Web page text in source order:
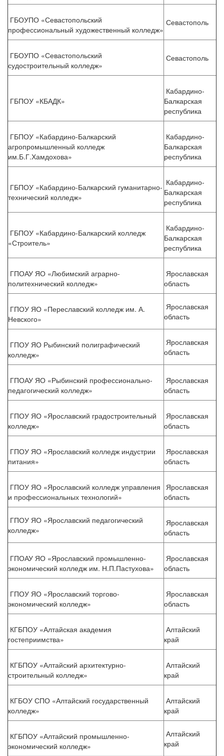
ГБОУПО «Севастопольский
профессиональный художественный колледж»
Севастополь
ГБОУПО «Севастопольский
судостроительный колледж»
Севастополь
ГБПОУ «КБАДК»
Кабардино-
Балкарская
республика
ГБПОУ «Кабардино-Балкарский
агропромышленный колледж
им.Б.Г.Хамдохова»
Кабардино-
Балкарская
республика
ГБПОУ «Кабардино-Балкарский гуманитарно-
технический колледж»
Кабардино-
Балкарская
республика
ГБПОУ «Кабардино-Балкарский колледж
«Строитель»
Кабардино-
Балкарская
республика
ГПОАУ ЯО «Любимский аграрно-
политехнический колледж»
Ярославская
область
ГПОУ ЯО «Переславский колледж им. А.
Невского»
Ярославская
область
ГПОУ ЯО Рыбинский полиграфический
колледж»
Ярославская
область
ГПОАУ ЯО «Рыбинский профессионально-
педагогический колледж»
Ярославская
область
ГПОУ ЯО «Ярославский градостроительный
колледж»
Ярославская
область
ГПОУ ЯО «Ярославский колледж индустрии
питания»
Ярославская
область
ГПОУ ЯО «Ярославский колледж управления
и профессиональных технологий»
Ярославская
область
ГПОУ ЯО «Ярославский педагогический
колледж»
Ярославская
область
ГПОАУ ЯО «Ярославский промышленно-
экономический колледж им. Н.П.Пастухова»
Ярославская
область
ГПОУ ЯО «Ярославский торгово-
экономический колледж»
Ярославская
область
КГБПОУ «Алтайская академия
гостеприимства»
Алтайский
край
КГБПОУ «Алтайский архитектурно-
строительный колледж»
Алтайский
край
КГБОУ СПО «Алтайский государственный
колледж»
Алтайский
край
КГБПОУ «Алтайский промышленно-
экономический колледж»
Алтайский
край